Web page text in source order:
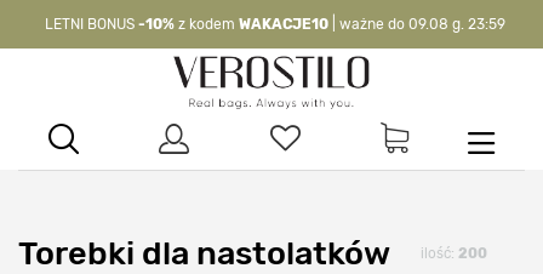
LETNI BONUS -10% z kodem WAKACJE10 | ważne do 09.08 g. 23:59
WAKACJE10| nie dotyczy produktów z flagą OKAZJA >
Torebki dla nastolatków ilość: 200